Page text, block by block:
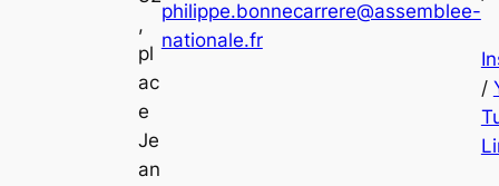
,
pl
ac
e
Je
an
philippe.bonnecarrere@assemblee-
nationale.fr
/